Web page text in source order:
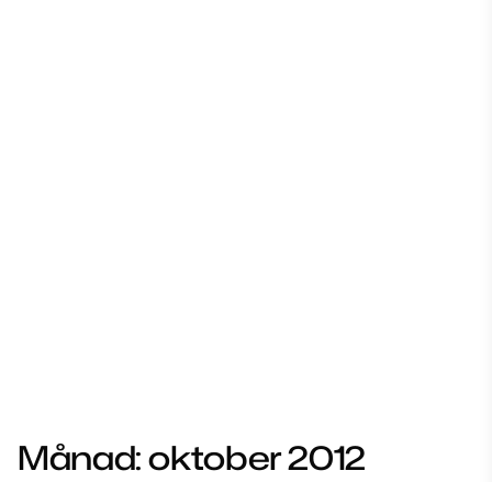
Månad:oktober 2012